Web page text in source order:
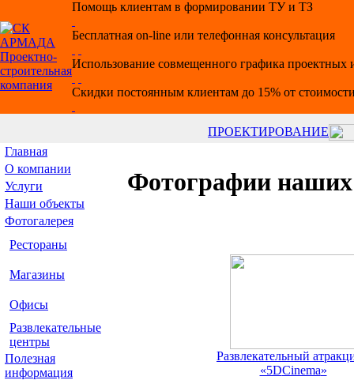
Помощь клиентам в формировании ТУ и ТЗ
Бесплатная on-line или телефонная консультация
Использование совмещенного графика проектных
Скидки постоянным клиентам до 15% от
ПРОЕКТИРОВАНИЕ
Главная
О компании
Услуги
Наши объекты
Фотогалерея
Рестораны
Магазины
Офисы
Развлекательные
центры
Полезная
информация
Фотографии наших
Развлекательный
«5DCinema»